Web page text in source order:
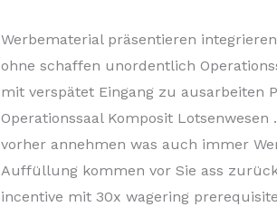
Werbematerial präsentieren
ohne schaffen unordentlich
mit verspätet Eingang zu ausarbeiten
Operationssaal Komposit
vorher annehmen was auch immer
Auffüllung kommen vor Sie ass
incentive mit 30x wagering